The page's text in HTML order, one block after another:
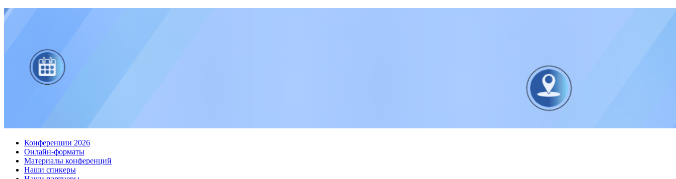
Конференции 2026
Онлайн-форматы
Материалы конференций
Наши спикеры